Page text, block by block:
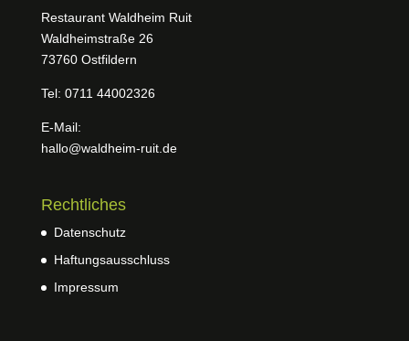
Restaurant Waldheim Ruit
Waldheimstraße 26
73760 Ostfildern
Tel: 0711 44002326
E-Mail:
hallo@waldheim-ruit.de
Rechtliches
Datenschutz
Haftungsausschluss
Impressum